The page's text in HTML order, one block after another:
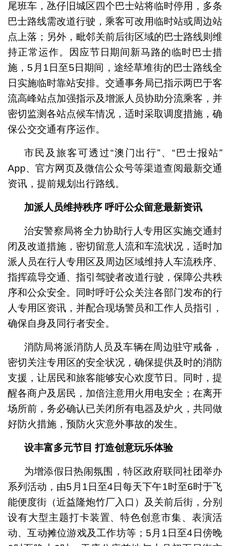
尾班车，氹仔旧城区四个巴士站将临时停用，多条
巴士路线需改道行驶，乘客可改用临时站或周边站
点上落；另外，毗邻关前后街区域的巴士路线则维
持正常运作。因应节日期间新马路的临时巴士措
施，5月1日至5日期间，途经草堆街的巴士路线全
日实施临时靠站安排。交通事务局已指示两巴于客
流高峰站点加强指示及增派人员协助分流乘客，并
密切监测各站点候车情况，适时采取调度措施，确
保公交交通有序运作。
市民及旅客可透过“澳门出行”、“巴士报站”
App、官方网页及微信公众号等渠道查阅最新交通
资讯，提前规划出行路线。
加派人员维持秩序 呼吁公众留意最新资讯
治安警察局将全力协助行人专用区实施交通封
闭及改道措施，密切留意人流和车流状况，适时加
派人员在行人专用区及周边区域维持人车流秩序、
指挥疏导交通、指引驾驶者改道行驶，保障公共秩
序和公众安全。同时呼吁公众关注各部门发布的行
人专用区资讯，并配合现场警员和工作人员指引，
确保自身及同行者安全。
消防局将派消防人员及车辆在周边驻守戒备，
密切关注专用区的安全状况，确保提供及时的消防
支援，让居民和旅客能够安心欢度节日。同时，提
醒各商户及居民，加倍注意用火用电安全；在离开
场所前，务必确认已关闭所有电器及炉火，共同做
好防火措施，预防火灾意外事故的发生。
设丰富多元节目 打造创意玩乐体验
为增添假日热闹氛围，特区政府联同社团举办
系列活动，由5月1日至4日每天下午1时至6时于飞
能便度街（近益隆炮竹厂入口）及关前后街，分别
设有大型主题打卡装置、特色创意市集、表演活
动、互动摊位游戏及工作坊等；5月1日至4日傍晚